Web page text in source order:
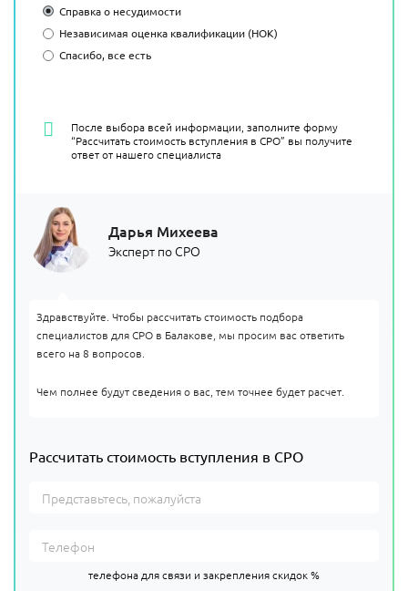
Справка о несудимости
Независимая оценка квалификации (НОК)
Спасибо, все есть
После выбора всей информации, заполните форму
“Рассчитать стоимость вступления в СРО” вы получите
ответ от нашего специалиста
Дарья Михеева
Эксперт по СРО
Здравствуйте. Чтобы рассчитать стоимость подбора
специалистов для СРО в Балакове, мы просим вас ответить
всего на 8 вопросов.
Чем полнее будут сведения о вас, тем точнее будет расчет.
Рассчитать стоимость вступления в СРО
телефона для связи и закрепления скидок %